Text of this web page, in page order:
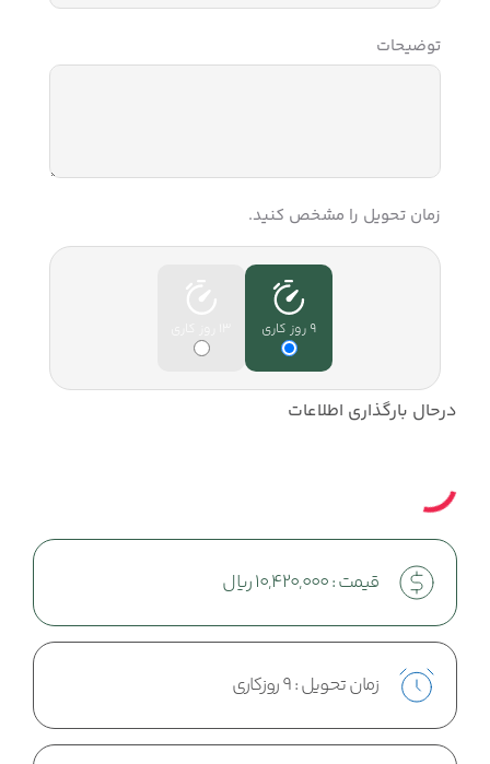
توضیحات
زمان تحویل را مشخص کنید.
9 روز کاری
درحال بارگذاری اطلاعات
قیمت :10,420,000ریال
زمان تحویل :9 روزکاری